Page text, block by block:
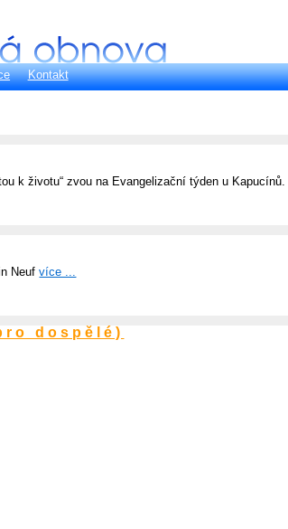
Kontakt
k životu“ zvou na Evangelizační týden u
Neufvíce ...
dospělé)